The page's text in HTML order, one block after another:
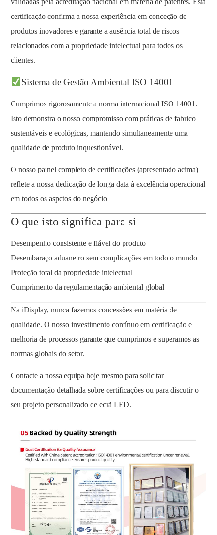
validadas pela acreditação nacional em matéria de patentes. Esta
certificação confirma a nossa experiência em conceção de
produtos inovadores e garante a ausência total de riscos
relacionados com a propriedade intelectual para todos os
clientes.
Sistema de Gestão Ambiental ISO 14001
Cumprimos rigorosamente a norma internacional ISO 14001.
Isto demonstra o nosso compromisso com práticas de fabrico
sustentáveis e ecológicas, mantendo simultaneamente uma
qualidade de produto inquestionável.
O nosso painel completo de certificações (apresentado acima)
reflete a nossa dedicação de longa data à excelência operacional
em todos os aspetos do negócio.
O que isto significa para si
Desempenho consistente e fiável do produto
Desembaraço aduaneiro sem complicações em todo o mundo
Proteção total da propriedade intelectual
Cumprimento da regulamentação ambiental global
Na iDisplay, nunca fazemos concessões em matéria de
qualidade. O nosso investimento contínuo em certificação e
melhoria de processos garante que cumprimos e superamos as
normas globais do setor.
Contacte a nossa equipa hoje mesmo para solicitar
documentação detalhada sobre certificações ou para discutir o
seu projeto personalizado de ecrã LED.